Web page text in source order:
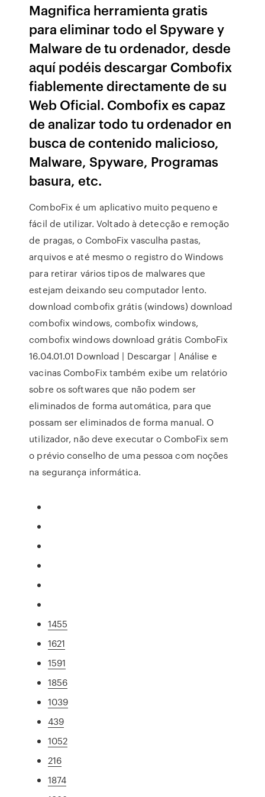
Magnifica herramienta gratis
para eliminar todo el Spyware y
Malware de tu ordenador, desde
aquí podéis descargar Combofix
fiablemente directamente de su
Web Oficial. Combofix es capaz
de analizar todo tu ordenador en
busca de contenido malicioso,
Malware, Spyware, Programas
basura, etc.
ComboFix é um aplicativo muito pequeno e
fácil de utilizar. Voltado à detecção e remoção
de pragas, o ComboFix vasculha pastas,
arquivos e até mesmo o registro do Windows
para retirar vários tipos de malwares que
estejam deixando seu computador lento.
download combofix grátis (windows) download
combofix windows, combofix windows,
combofix windows download grátis ComboFix
16.04.01.01 Download | Descargar | Análise e
vacinas ComboFix também exibe um relatório
sobre os softwares que não podem ser
eliminados de forma automática, para que
possam ser eliminados de forma manual. O
utilizador, não deve executar o ComboFix sem
o prévio conselho de uma pessoa com noções
na segurança informática.
1455
1621
1591
1856
1039
439
1052
216
1874